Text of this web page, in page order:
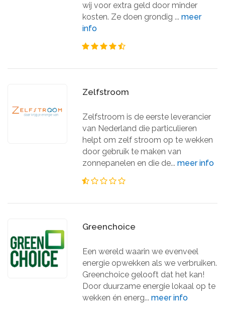
wij voor extra geld door minder
kosten. Ze doen grondig ...meer
info
Zelfstroom
Zelfstroom is de eerste leverancier
van Nederland die particulieren
helpt om zelf stroom op te wekken
door gebruik te maken van
zonnepanelen en die de...meer info
Greenchoice
Een wereld waarin we evenveel
energie opwekken als we verbruiken.
Greenchoice gelooft dat het kan!
Door duurzame energie lokaal op te
wekken én energ...meer info